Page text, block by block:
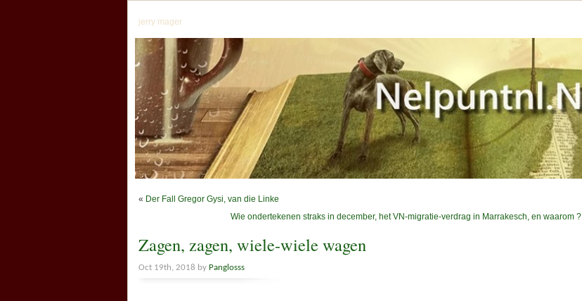
jerry mager
« Der Fall Gregor Gysi, van die Linke
Wie ondertekenen straks in december, het VN-migratie-verdrag in Marrakesch, en waarom ?
Zagen, zagen, wiele-wiele wagen
Oct 19th, 2018 by Panglosss